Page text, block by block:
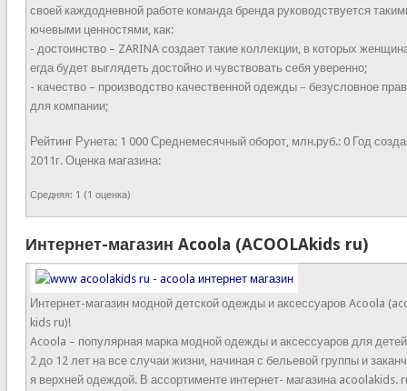
своей каждодневной работе команда бренда руководствуется
ючевыми ценностями, как:
- достоинство – ZARINA создает такие коллекции, в которых
егда будет выглядеть достойно и чувствовать себя уверенно;
- качество – производство качественной одежды – безусловное
для компании;
Рейтинг Рунета: 1 000 Среднемесячный оборот, млн.руб.: 0 Год
2011г. Оценка магазина:
Средняя: 1 (1 оценка)
Интернет-магазин Acoola (ACOOLAkids ru)
Интернет-магазин модной детской одежды и аксессуаров Acoola
kids ru)!
Acoola – популярная марка модной одежды и аксессуаров для
2 до 12 лет на все случаи жизни, начиная с бельевой группы и
я верхней одеждой. В ассортименте интернет- магазина acoolakids.